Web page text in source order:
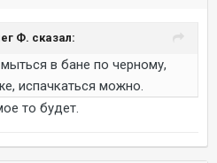
Ф. сказал:
в бане по черному,
испачкаться можно.
то будет.